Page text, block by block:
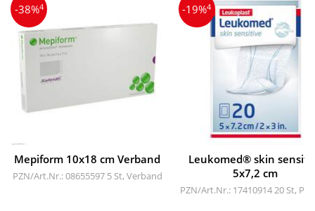
-38%4
Mepiform 10x18 cm Verband
PZN/Art.Nr.: 08655597 5 St, Verband
-19%4
Leukomed® skin
5x7,2 cm
PZN/Art.Nr.: 1741091420 St,